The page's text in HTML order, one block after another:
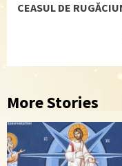
Reading
CEASUL DE
More Stories